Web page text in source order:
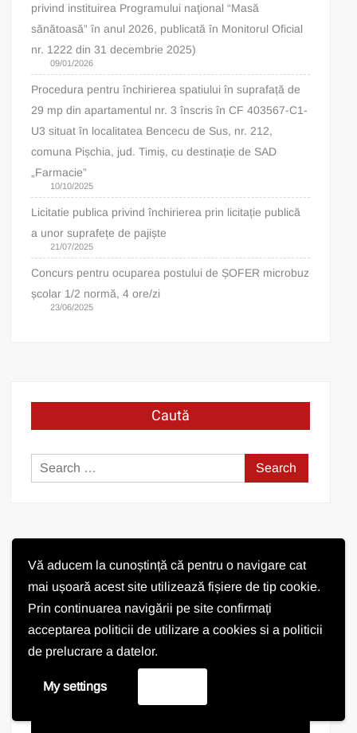
Vă aducem la cunoștință că pentru o navigare cat
mai ușoară acest site utilizează fișiere de tip cookie.
Prin continuarea navigării pe site confirmați
acceptarea politicii de utilizare a cookies si a politicii
de prelucrare a datelor.
My settings
privind instituirea Programului naţional “Masă
sănătoasă” în anul 2026, publicată în Monitorul Oficial
nr. 1222 din 31 decembrie 2025)
09/01/2026
Procedura pentru închirierea spatiului în suprafață de
29 mp din apartamentul nr. 3 înscris în CF 403567-C1-
U3 situat în localitatea Bencecu de Sus, nr. 212,
comuna Pișchia, jud. Timiș, cu destinație de SAD
„Farmacie”
10/10/2025
Licitatie publica privind închirierea prin licitație publică
a unor suprafețe de pajiște
21/07/2025
Concurs pentru ocuparea postului de ȘOFER microbuz
școlar 1/2 normă, 4 ore/zi
23/06/2025
Caută
Search
for:
Prezentare video comuna Pișchia
Video
Player